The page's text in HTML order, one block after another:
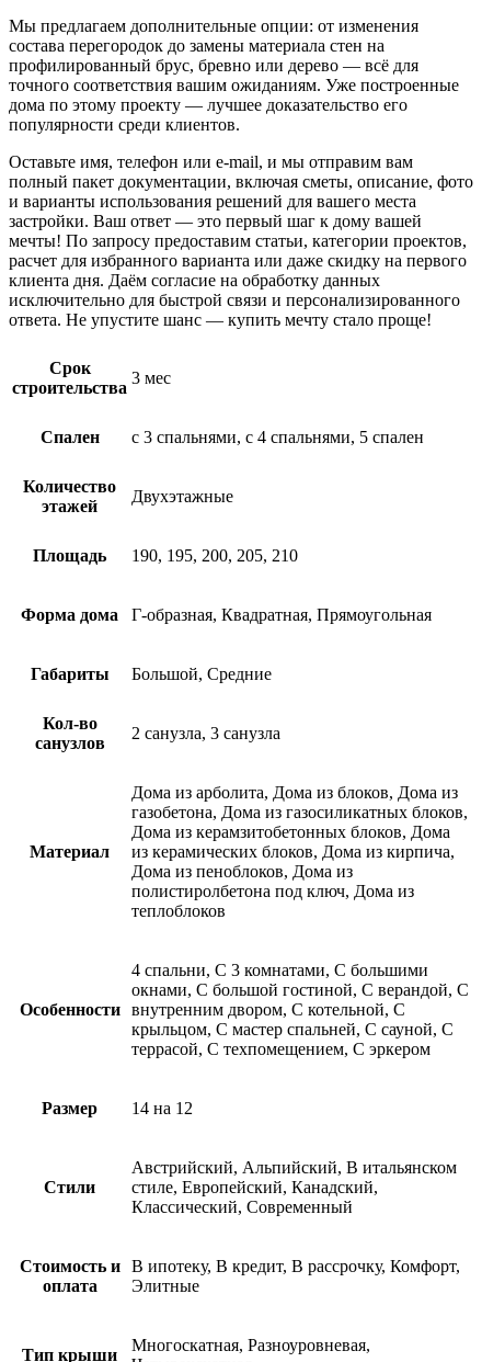
Мы предлагаем дополнительные опции: от изменения
состава перегородок до замены материала стен на
профилированный брус, бревно или дерево — всё для
точного соответствия вашим ожиданиям. Уже построенные
дома по этому проекту — лучшее доказательство его
популярности среди клиентов.
Оставьте имя, телефон или e-mail, и мы отправим вам
полный пакет документации, включая сметы, описание, фото
и варианты использования решений для вашего места
застройки. Ваш ответ — это первый шаг к дому вашей
мечты! По запросу предоставим статьи, категории проектов,
расчет для избранного варианта или даже скидку на первого
клиента дня. Даём согласие на обработку данных
исключительно для быстрой связи и персонализированного
ответа. Не упустите шанс — купить мечту стало проще!
Срок
строительства
3 мес
Спален с 3 спальнями, с 4 спальнями, 5 спален
Количество
этажей
Двухэтажные
Площадь 190, 195, 200, 205, 210
Форма дома Г-образная, Квадратная, Прямоугольная
Габариты Большой, Средние
Кол-во
санузлов
2 санузла, 3 санузла
Материал
Дома из арболита, Дома из блоков, Дома из
газобетона, Дома из газосиликатных блоков,
Дома из керамзитобетонных блоков, Дома
из керамических блоков, Дома из кирпича,
Дома из пеноблоков, Дома из
полистиролбетона под ключ, Дома из
теплоблоков
Особенности
4 спальни, С 3 комнатами, С большими
окнами, С большой гостиной, С верандой, С
внутренним двором, С котельной, С
крыльцом, С мастер спальней, С сауной, С
террасой, С техпомещением, С эркером
Размер 14 на 12
Стили
Австрийский, Альпийский, В итальянском
стиле, Европейский, Канадский,
Классический, Современный
Стоимость и
оплата
В ипотеку, В кредит, В рассрочку, Комфорт,
Элитные
Тип крыши
Многоскатная, Разноуровневая,